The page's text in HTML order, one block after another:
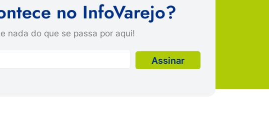
no InfoVarejo?
nada do que se passa por aqui!